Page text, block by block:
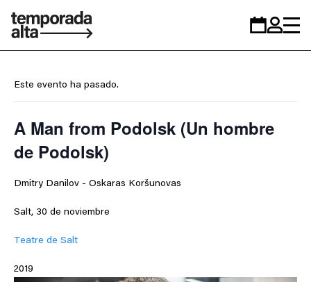
Temporada
personal
Este evento ha pasado.
A Man from Podolsk (Un hombre
de Podolsk)
Dmitry Danilov - Oskaras Koršunovas
Salt, 30 de noviembre
Teatre de Salt
2019